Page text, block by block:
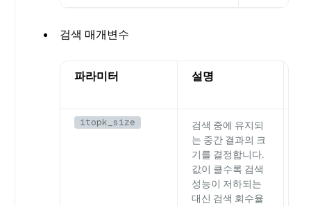
검색 매개변수
파라미터 설명
itopk_size
검색 중에 유지되
는 중간 결과의 크
기를 결정합니다.
값이 클수록 검색
성능이 저하되는
대신 검색 회수율